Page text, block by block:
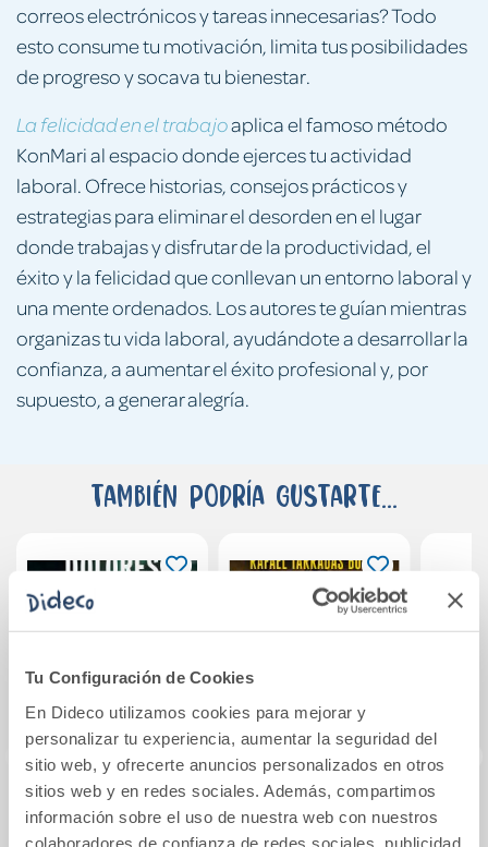
Tu Configuración de Cookies
En Dideco utilizamos cookies para mejorar y
personalizar tu experiencia, aumentar la seguridad del
sitio web, y ofrecerte anuncios personalizados en otros
sitios web y en redes sociales. Además, compartimos
información sobre el uso de nuestra web con nuestros
colaboradores de confianza de redes sociales, publicidad
correos electrónicos y tareas innecesarias? Todo
esto consume tu motivación, limita tus posibilidades
de progreso y socava tu bienestar.
La felicidad en el trabajoaplica el famoso método
KonMari al espacio donde ejerces tu actividad
laboral. Ofrece historias, consejos prácticos y
estrategias para eliminar el desorden en el lugar
donde trabajas y disfrutar de la productividad, el
éxito y la felicidad que conllevan un entorno laboral y
una mente ordenados. Los autores te guían mientras
organizas tu vida laboral, ayudándote a desarrollar la
confianza, a aumentar el éxito profesional y, por
supuesto, a generar alegría.
También podría gustarte...
El guardián
invisible (Trilogía
El hijo del Reich